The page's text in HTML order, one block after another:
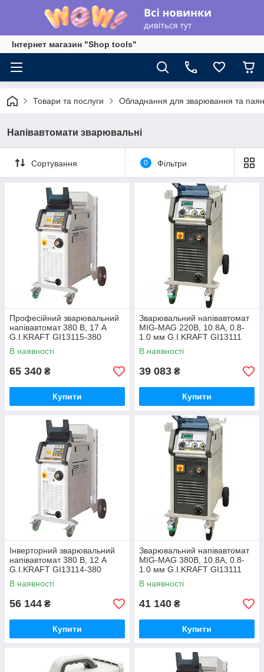
Інтернет магазин "Shop tools"
Товари та послуги Обладнання для зварювання та
Напівавтомати зварювальні
Сортування 0 Фільтри
Професійний зварювальний
напівавтомат 380 В, 17 А
G.I.KRAFT GI13115-380
В наявності
65 340 ₴
Купити
Зварювальний напівавтомат
MIG-MAG 220В, 10.8А, 0.8-
1.0 мм G.I.KRAFT GI13111
В наявності
39 083 ₴
Купити
Інверторний зварювальний
напівавтомат 380 В, 12 А
G.I.KRAFT GI13114-380
В наявності
56 144 ₴
Купити
Зварювальний напівавтомат
MIG-MAG 380В, 10.8А, 0.8-
1.0 мм G.I.KRAFT GI13111
В наявності
41 140 ₴
Купити